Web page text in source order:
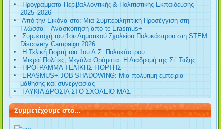
Προγράμματα Περιβαλλοντικής & Πολιτιστικής Εκπαίδευσης
2025–2026
Από την Εικόνα στο: Μια Συμπεριληπτική Προσέγγιση στη
Γλώσσα – Ανασκόπηση από το Erasmus+
Συμμετοχή του 1ου Δημοτικού Σχολείου Πολυκάστρου στη STEM
Discovery Campaign 2026
Η Τελική Γιορτή του 1ου Δ.Σ. Πολυκάστρου
Μικροί Πολίτες, Μεγάλα Οράματα: Η Διαδρομή της Στ’ Τάξης
ΠΡΟΓΡΑΜΜΑ ΤΕΛΙΚΗΣ ΓΙΟΡΤΗΣ
ERASMUS+ JOB SHADOWING: Μία πολύτιμη εμπειρία
μάθησης και συνεργασίας
ΓΛΥΚΙΑ ΔΡΟΣΙΑ ΣΤΟ ΣΧΟΛΕΙΟ ΜΑΣ
Συμμετέχουμε στο...